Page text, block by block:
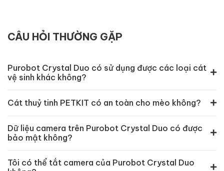
CÂU HỎI THƯỜNG GẶP
Purobot Crystal Duo có sử dụng được các loại cát
vệ sinh khác không?
Cát thuỷ tinh PETKIT có an toàn cho mèo không?
Dữ liệu camera trên Purobot Crystal Duo có được
bảo mật không?
Tôi có thể tắt camera của Purobot Crystal Duo